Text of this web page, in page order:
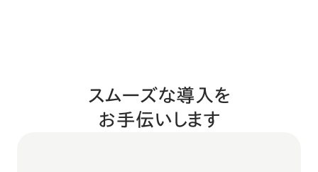
スムーズな導入を
お手伝いします